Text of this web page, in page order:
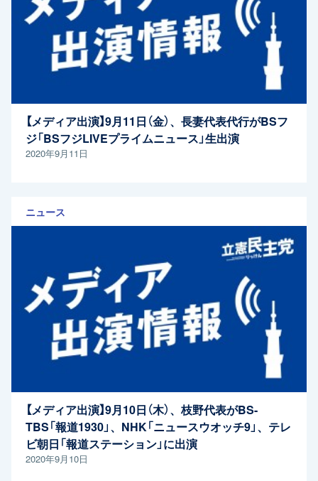
【メディア出演】9月11日（金）、長妻代表代行がBSフ
ジ「BSフジLIVEプライムニュース」生出演
2020年9月11日
ニュース
【メディア出演】9月10日（木）、枝野代表がBS-
TBS「報道1930」、NHK「ニュースウオッチ9」、テレ
ビ朝日「報道ステーション」に出演
2020年9月10日